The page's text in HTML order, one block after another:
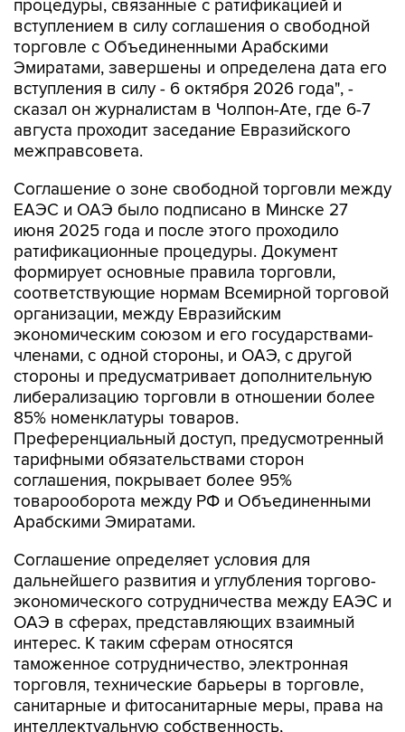
процедуры, связанные с ратификацией и
вступлением в силу соглашения о свободной
торговле с Объединенными Арабскими
Эмиратами, завершены и определена дата его
вступления в силу - 6 октября 2026 года", -
сказал он журналистам в Чолпон-Ате, где 6-7
августа проходит заседание Евразийского
межправсовета.
Соглашение о зоне свободной торговли между
ЕАЭС и ОАЭ было подписано в Минске 27
июня 2025 года и после этого проходило
ратификационные процедуры. Документ
формирует основные правила торговли,
соответствующие нормам Всемирной торговой
организации, между Евразийским
экономическим союзом и его государствами-
членами, с одной стороны, и ОАЭ, с другой
стороны и предусматривает дополнительную
либерализацию торговли в отношении более
85% номенклатуры товаров.
Преференциальный доступ, предусмотренный
тарифными обязательствами сторон
соглашения, покрывает более 95%
товарооборота между РФ и Объединенными
Арабскими Эмиратами.
Соглашение определяет условия для
дальнейшего развития и углубления торгово-
экономического сотрудничества между ЕАЭС и
ОАЭ в сферах, представляющих взаимный
интерес. К таким сферам относятся
таможенное сотрудничество, электронная
торговля, технические барьеры в торговле,
санитарные и фитосанитарные меры, права на
интеллектуальную собственность,